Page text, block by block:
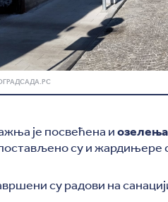
је посвећена и
су и жардињере
су радови на